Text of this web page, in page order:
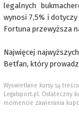
legalnych
wynosi 7,5% i
Fortuna przewyższa
Najwięcej
Betfan, który
Wyświetlane kursy są
Legalsport.pl. Ostateczny
momencie zawierania